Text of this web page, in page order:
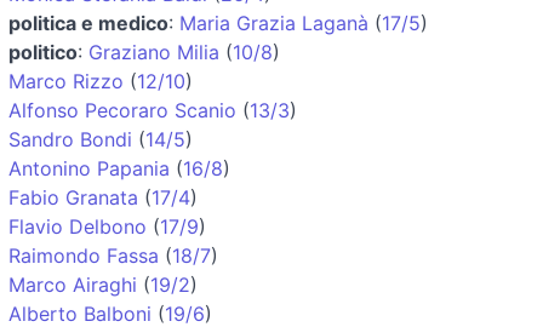
politica e medico: Maria Grazia Laganà (17/5)
politico: Graziano Milia (10/8)
Marco Rizzo (12/10)
Alfonso Pecoraro Scanio (13/3)
Sandro Bondi (14/5)
Antonino Papania (16/8)
Fabio Granata (17/4)
Flavio Delbono (17/9)
Raimondo Fassa (18/7)
Marco Airaghi (19/2)
Alberto Balboni (19/6)